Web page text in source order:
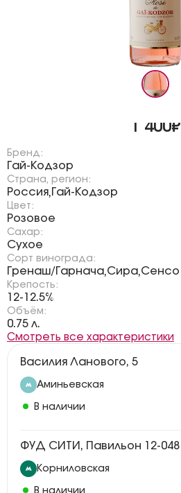
1 400₽
Бренд:
Гай-Кодзор
Страна, регион:
Россия,Гай-Кодзор
Цвет:
Розовое
Сахар:
Сухое
Сорт винограда:
Гренаш/Гарнача,Сира,Сенсо
Крепость:
12-12.5%
Объём:
0.75 л.
Смотреть все характеристики
Василия Ланового, 5
Аминьевская
В наличии
ФУД СИТИ, Павильон 12-048
Корниловская
В наличии